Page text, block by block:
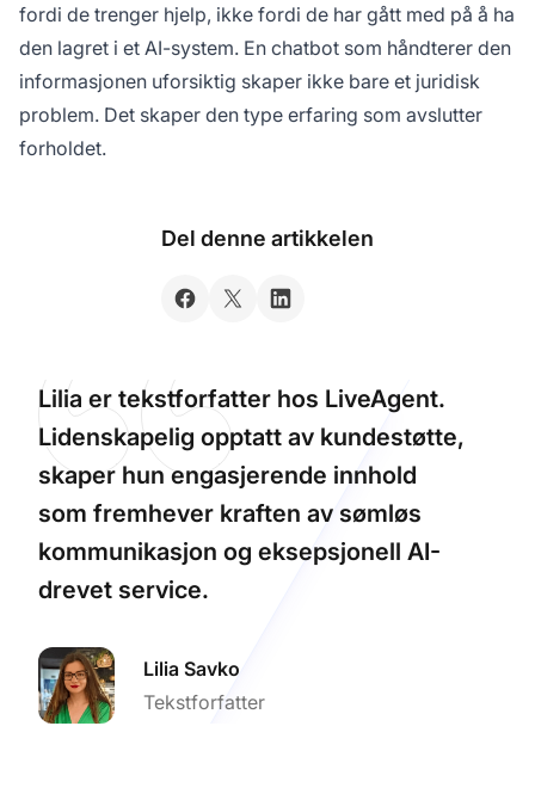
fordi de trenger hjelp, ikke fordi de har gått med på å ha
den lagret i et AI-system. En chatbot som håndterer den
informasjonen uforsiktig skaper ikke bare et juridisk
problem. Det skaper den type erfaring som avslutter
forholdet.
Del denne artikkelen
Lilia er tekstforfatter hos LiveAgent.
Lidenskapelig opptatt av kundestøtte,
skaper hun engasjerende innhold
som fremhever kraften av sømløs
kommunikasjon og eksepsjonell AI-
drevet service.
Lilia Savko
Tekstforfatter